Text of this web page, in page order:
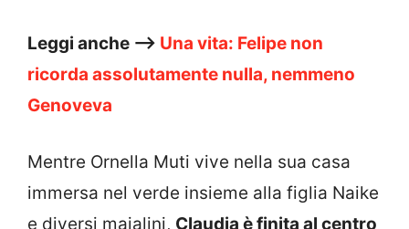
Leggi anche –> Una vita: Felipe non
ricorda assolutamente nulla, nemmeno
Genoveva
Mentre Ornella Muti vive nella sua casa
immersa nel verde insieme alla figlia Naike
e diversi maialini, Claudia è finita al centro